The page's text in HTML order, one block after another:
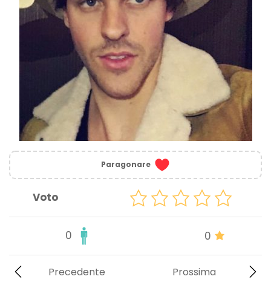
Paragonare
Voto
0 0
Prossima
Precedente